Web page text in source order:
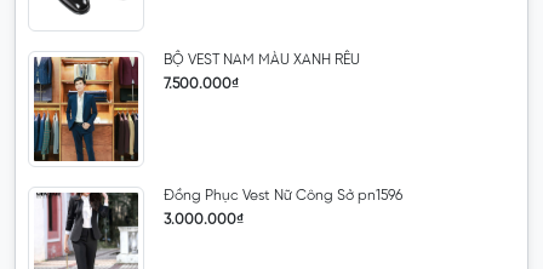
BỘ VEST NAM MÀU XANH RÊU
7.500.000₫
Đồng Phục Vest Nữ Công Sở pn1596
3.000.000₫